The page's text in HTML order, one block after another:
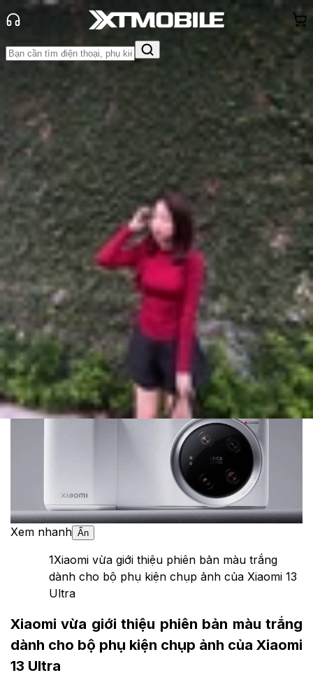
Tin tức
Tin Mới
Tin Mới
Đánh Giá - Trên Tay So Sánh Tư vấn
Khuyến
mãiThủ thuật Hỏi đáp App - Game Thông báo
Khách
hàng - Sự kiện
Bộ phụ kiện chụp ảnh của Xiaomi 13
Ultra chính thức ra thêm tùy chọn
màu trắng
Anh Thư
Ngày đăng: 28/06/2023
Cập nhật:
28/06/2023
Theo dõi XTMobile trên
Xem nhanh Ẩn
1Xiaomi vừa giới thiệu phiên bản màu trắng
dành cho bộ phụ kiện chụp ảnh của Xiaomi 13
Ultra
Xiaomi vừa giới thiệu phiên bản màu trắng
dành cho bộ phụ kiện chụp ảnh của Xiaomi
13 Ultra